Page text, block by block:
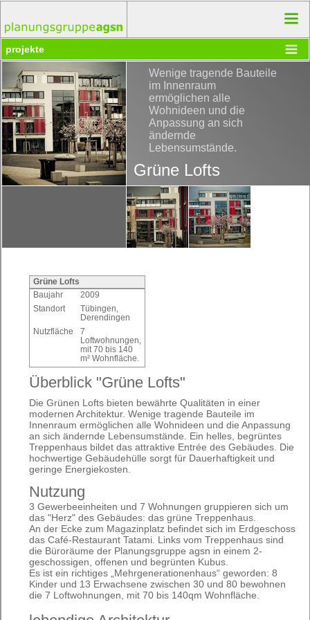
projekte
Wenige tragende Bauteile
im Innenraum
ermöglichen alle
Wohnideen und die
Anpassung an sich
ändernde
Lebensumstände.
Grüne Lofts
Grüne Lofts
Baujahr
2009
Standort
Tübingen,
Derendingen
Nutzfläche
7
Loftwohnungen,
mit 70 bis 140
m² Wohnfläche.
Überblick "Grüne Lofts"
Die Grünen Lofts bieten bewährte Qualitäten in einer
modernen Architektur. Wenige tragende Bauteile im
Innenraum ermöglichen alle Wohnideen und die Anpassung
an sich ändernde Lebensumstände. Ein helles, begrüntes
Treppenhaus bildet das attraktive Entrée des Gebäudes. Die
hochwertige Gebäudehülle sorgt für Dauerhaftigkeit und
geringe Energiekosten.
Nutzung
3 Gewerbeeinheiten und 7 Wohnungen gruppieren sich um
das "Herz" des Gebäudes: das grüne Treppenhaus.
An der Ecke zum Magazinplatz befindet sich im Erdgeschoss
das Café-Restaurant Tatami. Links vom Treppenhaus sind
die Büroräume der Planungsgruppe agsn in einem 2-
geschossigen, offenen und begrünten Kubus.
Es ist ein richtiges „Mehrgenerationenhaus“ geworden: 8
Kinder und 13 Erwachsene zwischen 30 und 80 bewohnen
die 7 Loftwohnungen, mit 70 bis 140qm Wohnfläche.